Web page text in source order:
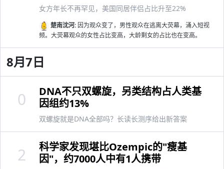
女方年长不再罕见，美国同居伴侣占比升至22%
楚南沈河: 因为观众变了，男性观众在逃离大荧幕，涌入短视
频。大荧幕观众的女性占比变高，大龄剩女的占比也在变高。
8月7日
DNA不只双螺旋，另类结构占人类基
因组约13%
双螺旋就是DNA全部吗？长读长测序给出新答案
0
科学家发现堪比Ozempic的"瘦基
因"，约7000人中有1人携带
2